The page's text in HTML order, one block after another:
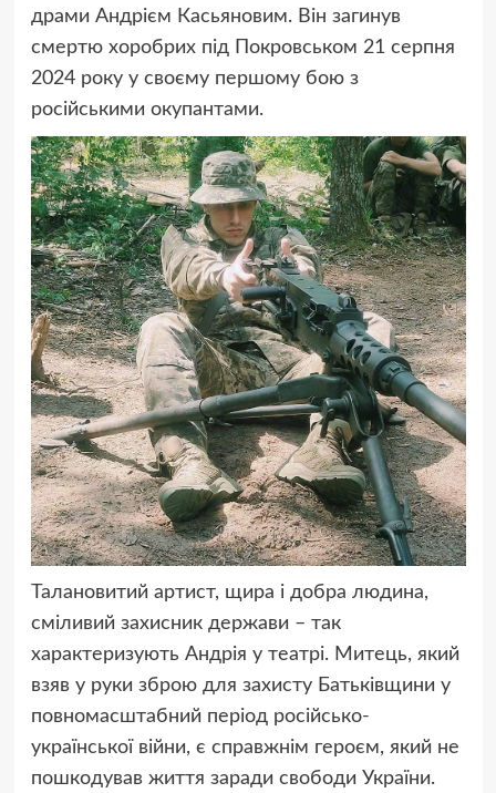
драми Андрієм Касьяновим. Він загинув
смертю хоробрих під Покровськом 21 серпня
2024 року у своєму першому бою з
російськими окупантами.
Талановитий артист, щира і добра людина,
сміливий захисник держави – так
характеризують Андрія у театрі. Митець, який
взяв у руки зброю для захисту Батьківщини у
повномасштабний період російсько-
української війни, є справжнім героєм, який не
пошкодував життя заради свободи України.